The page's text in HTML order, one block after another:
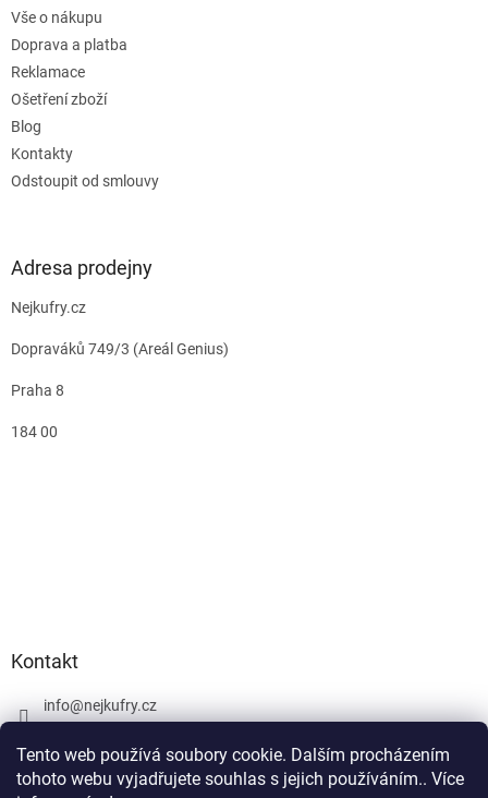
Tento web používá soubory cookie. Dalším procházením
tohoto webu vyjadřujete souhlas s jejich používáním.. Více
Vše o nákupu
Doprava a platba
Reklamace
Ošetření zboží
Blog
Kontakty
Odstoupit od smlouvy
Adresa prodejny
Nejkufry.cz
Dopraváků 749/3 (Areál Genius)
Praha 8
184 00
Kontakt
info@nejkufry.cz
Facebook